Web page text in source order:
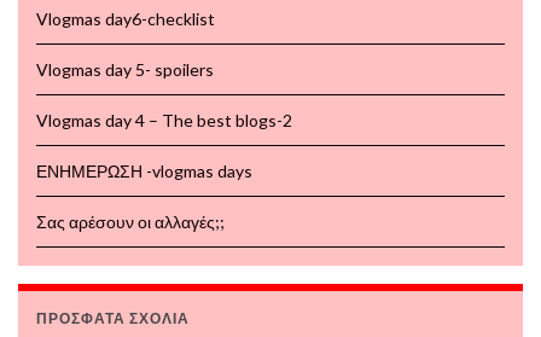
Vlogmas day6-checklist
Vlogmas day 5- spoilers
Vlogmas day 4 – The best blogs-2
ΕΝΗΜΕΡΩΣΗ -vlogmas days
Σας αρέσουν οι αλλαγές;;
ΠΡΟΣΦΑΤΑ ΣΧΟΛΙΑ